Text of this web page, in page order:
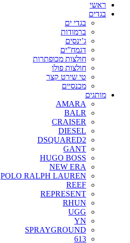
ראשי
בגדים
בגדי ים
ברמודות
ג’ינסים
דגמח”ים
חולצות מכופתרות
חולצות פולו
טי שירט קצר
מכנסיים
מותגים
AMARA
BALR
CRAISER
DIESEL
DSQUARED2
GANT
HUGO BOSS
NEW ERA
POLO RALPH LAUREN
REEF
REPRESENT
RHUN
UGG
YN
SPRAYGROUND
613